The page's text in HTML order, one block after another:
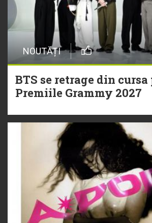
NOUTĂȚI
BTS se retrage din
Premiile Grammy 2027